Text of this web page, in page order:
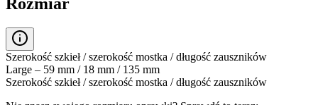
Szerokość szkieł / szerokość mostka / długość zauszników
Large – 59 mm / 18 mm / 135 mm
Szerokość szkieł / szerokość mostka / długość zauszników